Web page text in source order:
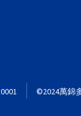
©2024萬錦